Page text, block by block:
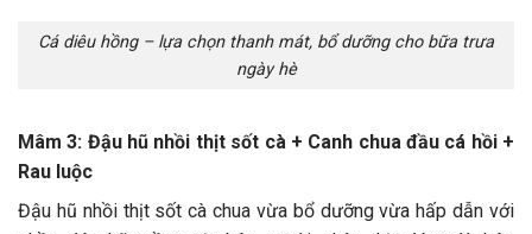
Cá diêu hồng – lựa chọn thanh mát, bổ dưỡng cho bữa trưa
ngày hè
Mâm 3: Đậu hũ nhồi thịt sốt cà + Canh chua đầu cá hồi +
Rau luộc
Đậu hũ nhồi thịt sốt cà chua vừa bổ dưỡng vừa hấp dẫn với